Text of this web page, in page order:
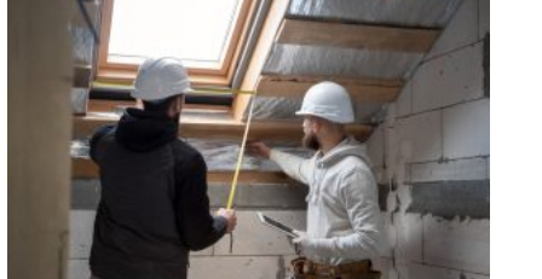
réglementaires
Diag Perf Immo : Tout savoir
Guide RSE :Performance ESG des
bâtiments
Groupe EO2 :